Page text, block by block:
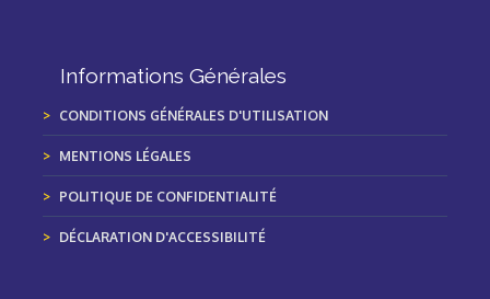
Informations Générales
CONDITIONS GÉNÉRALES D'UTILISATION
MENTIONS LÉGALES
POLITIQUE DE CONFIDENTIALITÉ
DÉCLARATION D'ACCESSIBILITÉ